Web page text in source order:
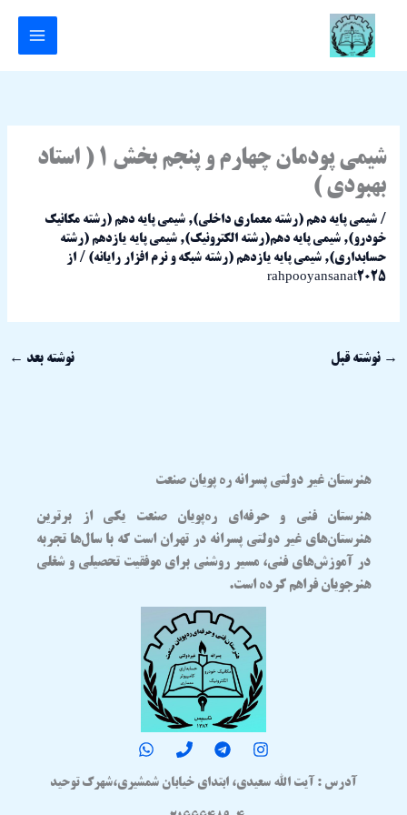
شیمی پودمان چهارم و پنجم بخش 1 ( استاد
بهبودی )
/شیمی پایه دهم (رشته معماری داخلی),شیمی پایه دهم (رشته مکانیک
خودرو),شیمی پایه دهم(رشته الکترونیک),شیمی پایه یازدهم (رشته
حسابداری),شیمی پایه یازدهم (رشته شبکه و نرم افزار رایانه) / از
rahpooyansanat2025
→ نوشته قبل نوشته بعد ←
هنرستان غیر دولتی پسرانه ره پویان صنعت
هنرستان فنی و حرفه‌ای ره‌پویان صنعت یکی از برترین
هنرستان‌های غیر دولتی پسرانه در تهران است که با سال‌ها تجربه
در آموزش‌های فنی، مسیر روشنی برای موفقیت تحصیلی و شغلی
هنرجویان فراهم کرده است.
آدرس : آیت الله سعیدی، ابتدای خیابان شمشیری،شهرک توحید